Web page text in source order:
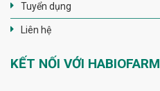
Tuyển dụng
Liên hệ
KẾT NỐI VỚI HABIOFARM